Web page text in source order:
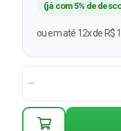
(já com 5% de
ou em até 12x de R$